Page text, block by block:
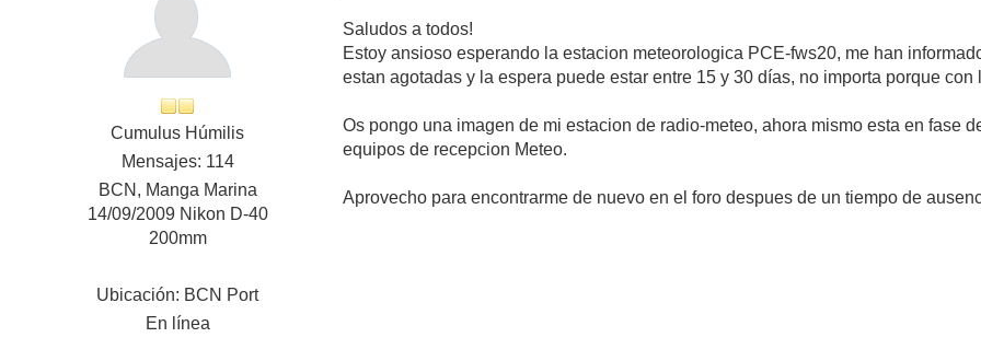
Cumulus Húmilis
Mensajes: 114
BCN, Manga Marina
14/09/2009 Nikon D-40
200mm
Ubicación: BCN Port
En línea
Saludos a todos!
Estoy ansioso esperando la estacion meteorologica PCE-fws20, me han
estan agotadas y la espera puede estar entre 15 y 30 días, no importa porque
Os pongo una imagen de mi estacion de radio-meteo, ahora mismo esta en fase
equipos de recepcion Meteo.
Aprovecho para encontrarme de nuevo en el foro despues de un tiempo de